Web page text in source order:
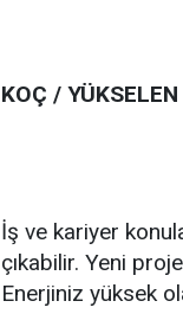
KOÇ /
İş ve kariyer
çıkabilir. Yeni
Enerjiniz yüksek